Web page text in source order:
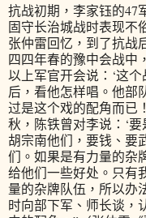
抗战初期，李家钰的47
固守长治城战时表现不
张仲雷回忆，到了抗战
四四年春的豫中会战中
以上军官开会说：‘这
后，看他怎样唱。他部
过是这个戏的配角而已
秋，陈铁曾对李说：‘
胡宗南他们，要钱、要
们。如果是有力量的杂
给他们一些好处。只有
量的杂牌队伍，所以办
时向部下军、师长谈，